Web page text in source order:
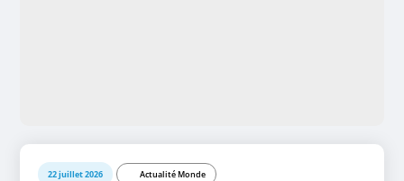
22 juillet 2026 Actualité Monde